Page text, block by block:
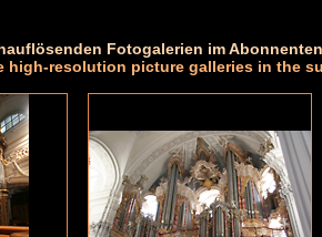
Fotogalerien im
high-resolution picture galleries in the